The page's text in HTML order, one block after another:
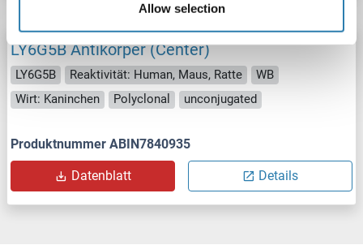
Allow selection
LY6G5B Antikörper (Center)
LY6G5B Reaktivität: Human, Maus, Ratte
WB
Wirt: Kaninchen
Polyclonal unconjugated
Produktnummer ABIN7840935
Datenblatt Details